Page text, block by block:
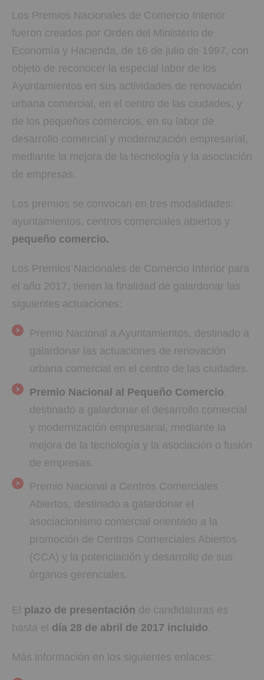
Los Premios Nacionales de Comercio Interior
fueron creados por Orden del Ministerio de
Economía y Hacienda, de 16 de julio de 1997, con
objeto de reconocer la especial labor de los
Ayuntamientos en sus actividades de renovación
urbana comercial, en el centro de las ciudades, y
de los pequeños comercios, en su labor de
desarrollo comercial y modernización empresarial,
mediante la mejora de la tecnología y la asociación
de empresas.
Los premios se convocan en tres modalidades:
ayuntamientos, centros comerciales abiertos y
pequeño comercio.
Los Premios Nacionales de Comercio Interior para
el año 2017, tienen la finalidad de galardonar las
siguientes actuaciones:
Premio Nacional a Ayuntamientos, destinado a
galardonar las actuaciones de renovación
urbana comercial en el centro de las ciudades.
Premio Nacional al Pequeño Comercio,
destinado a galardonar el desarrollo comercial
y modernización empresarial, mediante la
mejora de la tecnología y la asociación o fusión
de empresas.
Premio Nacional a Centros Comerciales
Abiertos, destinado a galardonar el
asociacionismo comercial orientado a la
promoción de Centros Comerciales Abiertos
(CCA) y la potenciación y desarrollo de sus
órganos gerenciales.
El plazo de presentación de candidaturas es
hasta el día 28 de abril de 2017 incluido.
Más información en los siguientes enlaces: